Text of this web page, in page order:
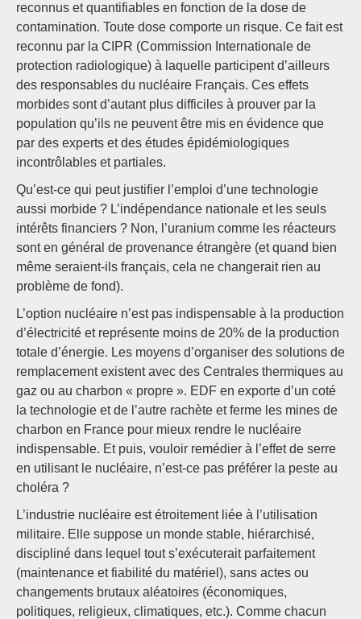
reconnus et quantifiables en fonction de la dose de
contamination. Toute dose comporte un risque. Ce fait est
reconnu par la CIPR (Commission Internationale de
protection radiologique) à laquelle participent d’ailleurs
des responsables du nucléaire Français. Ces effets
morbides sont d’autant plus difficiles à prouver par la
population qu’ils ne peuvent être mis en évidence que
par des experts et des études épidémiologiques
incontrôlables et partiales.
Qu’est-ce qui peut justifier l’emploi d’une technologie
aussi morbide ? L’indépendance nationale et les seuls
intérêts financiers ? Non, l’uranium comme les réacteurs
sont en général de provenance étrangère (et quand bien
même seraient-ils français, cela ne changerait rien au
problème de fond).
L’option nucléaire n’est pas indispensable à la production
d’électricité et représente moins de 20% de la production
totale d’énergie. Les moyens d’organiser des solutions de
remplacement existent avec des Centrales thermiques au
gaz ou au charbon « propre ». EDF en exporte d’un coté
la technologie et de l’autre rachète et ferme les mines de
charbon en France pour mieux rendre le nucléaire
indispensable. Et puis, vouloir remédier à l’effet de serre
en utilisant le nucléaire, n’est-ce pas préférer la peste au
choléra ?
L’industrie nucléaire est étroitement liée à l’utilisation
militaire. Elle suppose un monde stable, hiérarchisé,
discipliné dans lequel tout s’exécuterait parfaitement
(maintenance et fiabilité du matériel), sans actes ou
changements brutaux aléatoires (économiques,
politiques, religieux, climatiques, etc.). Comme chacun